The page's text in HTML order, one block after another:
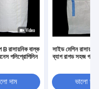
রাসায়নিক বাল্ক
পলিপ্রোপিলিন
দাম
সাইড মেশিন
ব্যাগ রাগড সহজ গঠন
ভালো দাম